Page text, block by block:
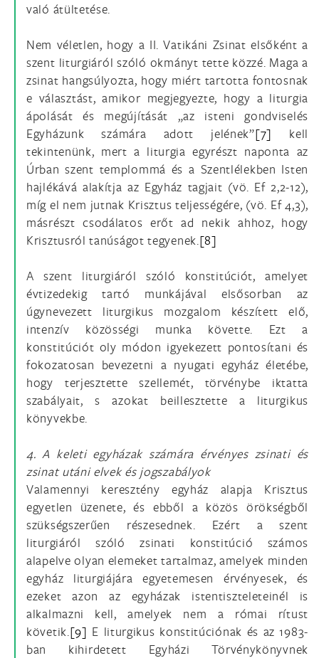
való átültetése.
Nem véletlen, hogy a II. Vatikáni Zsinat elsőként a
szent liturgiáról szóló okmányt tette közzé. Maga a
zsinat hangsúlyozta, hogy miért tartotta fontosnak
e választást, amikor megjegyezte, hogy a liturgia
ápolását és megújítását „az isteni gondviselés
Egyházunk számára adott jelének”[7] kell
tekintenünk, mert a liturgia egyrészt naponta az
Úrban szent templommá és a Szentlélekben Isten
hajlékává alakítja az Egyház tagjait (vö. Ef 2,2-12),
míg el nem jutnak Krisztus teljességére, (vö. Ef 4,3),
másrészt csodálatos erőt ad nekik ahhoz, hogy
Krisztusról tanúságot tegyenek.[8]
A szent liturgiáról szóló konstitúciót, amelyet
évtizedekig tartó munkájával elsősorban az
úgynevezett liturgikus mozgalom készített elő,
intenzív közösségi munka követte. Ezt a
konstitúciót oly módon igyekezett pontosítani és
fokozatosan bevezetni a nyugati egyház életébe,
hogy terjesztette szellemét, törvénybe iktatta
szabályait, s azokat beillesztette a liturgikus
könyvekbe.
4. A keleti egyházak számára érvényes zsinati és
zsinat utáni elvek és jogszabályok
Valamennyi keresztény egyház alapja Krisztus
egyetlen üzenete, és ebből a közös örökségből
szükségszerűen részesednek. Ezért a szent
liturgiáról szóló zsinati konstitúció számos
alapelve olyan elemeket tartalmaz, amelyek minden
egyház liturgiájára egyetemesen érvényesek, és
ezeket azon az egyházak istentiszteleteinél is
alkalmazni kell, amelyek nem a római rítust
követik.[9] E liturgikus konstitúciónak és az 1983-
ban kihirdetett Egyházi Törvénykönyvnek